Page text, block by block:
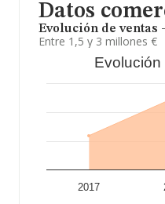
Datos
Evolución de ventas
Entre 1,5 y 3 millones €
2017